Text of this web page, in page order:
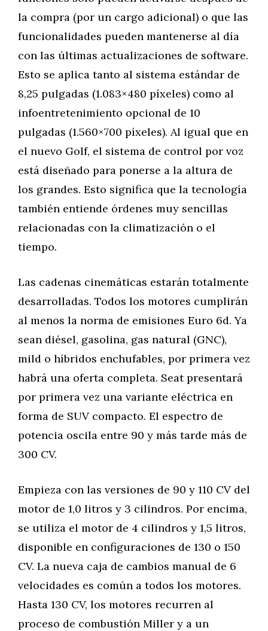
la compra (por un cargo adicional) o que las
funcionalidades pueden mantenerse al día
con las últimas actualizaciones de software.
Esto se aplica tanto al sistema estándar de
8,25 pulgadas (1.083×480 píxeles) como al
infoentretenimiento opcional de 10
pulgadas (1.560×700 píxeles). Al igual que en
el nuevo Golf, el sistema de control por voz
está diseñado para ponerse a la altura de
los grandes. Esto significa que la tecnología
también entiende órdenes muy sencillas
relacionadas con la climatización o el
tiempo.
Las cadenas cinemáticas estarán totalmente
desarrolladas. Todos los motores cumplirán
al menos la norma de emisiones Euro 6d. Ya
sean diésel, gasolina, gas natural (GNC),
mild o híbridos enchufables, por primera vez
habrá una oferta completa. Seat presentará
por primera vez una variante eléctrica en
forma de SUV compacto. El espectro de
potencia oscila entre 90 y más tarde más de
300 CV.
Empieza con las versiones de 90 y 110 CV del
motor de 1,0 litros y 3 cilindros. Por encima,
se utiliza el motor de 4 cilindros y 1,5 litros,
disponible en configuraciones de 130 o 150
CV. La nueva caja de cambios manual de 6
velocidades es común a todos los motores.
Hasta 130 CV, los motores recurren al
proceso de combustión Miller y a un